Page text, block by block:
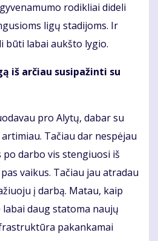
rodikliai dideli
ligų stadijoms. Ir
būti labai aukšto lygio.
iš arčiau susipažinti su
pro Alytų, dabar su
Tačiau dar nespėjau
po darbo vis stengiuosi iš
vaikus. Tačiau jau atradau
į darbą. Matau, kaip
daug statoma naujų
pakankamai